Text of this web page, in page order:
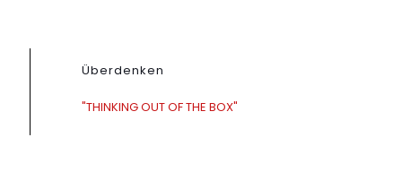
Überdenken
"THINKING OUT OF THE BOX"